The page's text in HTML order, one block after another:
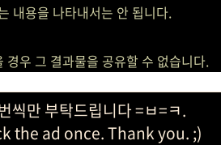
내용을 나타내서는 안 됩니다.
우 그 결과물을 공유할 수 없습니다.
씩만 부탁드립니다 =ㅂ=ㅋ.
the ad once. Thank you. ;)